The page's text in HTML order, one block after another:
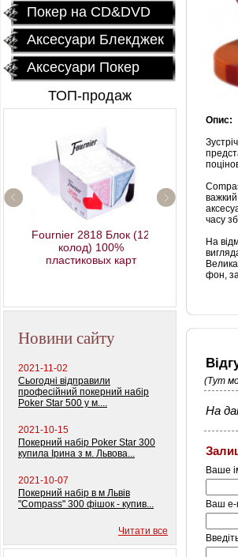
Покер на CD&DVD
Аксесуари Блекджек
Аксесуари Покер
ТОП-продаж
Fournier 2818 Блок (12
колод) 100%
пластиковых карт
Керамические фишки
«EPT PokerStars»
Новини сайту
2021-11-02
Сьогодні відправили
професійний покерний набір
Poker Star 500 у м....
2021-10-15
Покерний набір Poker Star 300
купила Ірина з м. Львова...
2021-10-07
Покерний набір в м Львів
"Compass" 300 фішок - купив...
Читати все
Опис:
важкий
часу
На
фон,
(Тут
На
Ваше
Ваш e-